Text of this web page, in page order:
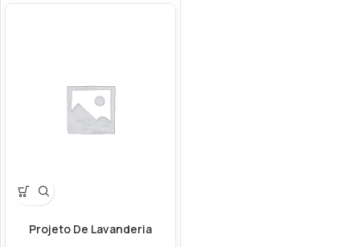
Projeto De Lavanderia